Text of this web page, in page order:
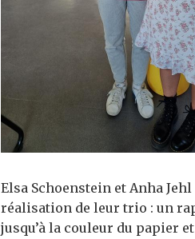
Elsa Schoenstein et Anha Jehl
réalisation de leur trio : un
jusqu’à la couleur du papier